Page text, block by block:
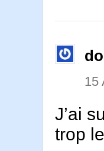
15
J’ai
trop